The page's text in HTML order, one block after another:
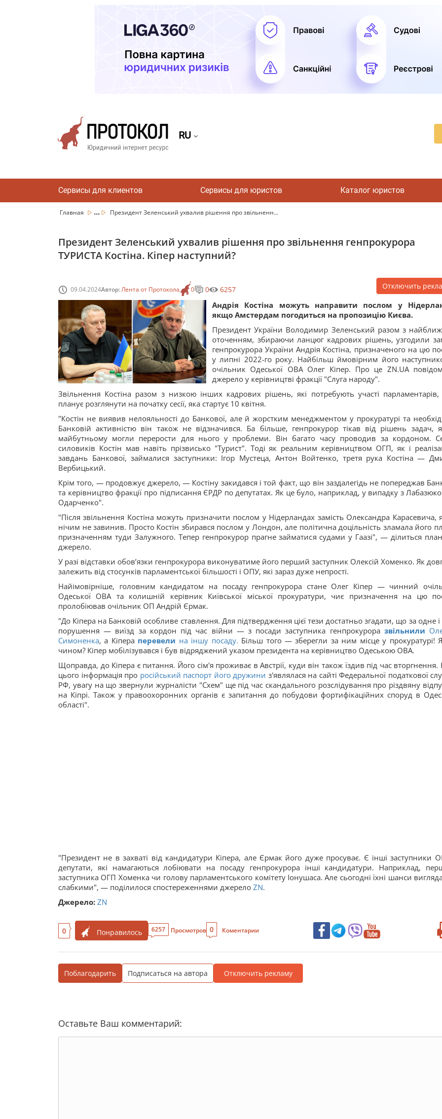
RU
Сервисы для клиентов Сервисы для юристов Каталог юристов
Главная ... Президент Зеленський ухвалив рішення про звільненн...
Президент Зеленський ухвалив рішення про звільнення генпрокурора
ТУРИСТА Костіна. Кіпер наступний?
09.04.2024Автор:Лента от Протокола 0 0 6257 Отключить
Андрія Костіна можуть направити послом у
якщо Амстердам погодиться на пропозицію Києва.
Президент України Володимир Зеленський разом з
оточенням, збираючи ланцюг кадрових рішень, узгодили
генпрокурора України Андрія Костіна, призначеного на цю
у липні 2022-го року. Найбільш ймовірним його
очільник Одеської ОВА Олег Кіпер. Про це ZN.UA
джерело у керівництві фракції "Слуга народу".
Звільнення Костіна разом з низкою інших кадрових рішень, які потребують участі
планує розглянути на початку сесії, яка стартує 10 квітня.
"Костін не виявив нелояльності до Банкової, але й жорстким менеджментом у прокуратурі та
Банковій активністю він також не відзначився. Ба більше, генпрокурор тікав від рішень задач,
майбутньому могли перерости для нього у проблеми. Він багато часу проводив за кордоном.
силовиків Костін мав навіть прізвисько "Турист". Тоді як реальним керівництвом ОГП, як і
завдань Банкової, займалися заступники: Ігор Мустеца, Антон Войтенко, третя рука Костіна —
Вербицький.
Крім того, — продовжує джерело, — Костіну закидався і той факт, що він заздалегідь не попереджав
та керівництво фракції про підписання ЄРДР по депутатах. Як це було, наприклад, у випадку з
Одарченко".
"Після звільнення Костіна можуть призначити послом у Нідерландах замість Олександра Карасевича,
нічим не завинив. Просто Костін збирався послом у Лондон, але політична доцільність зламала його
призначенням туди Залужного. Тепер генпрокурор прагне займатися судами у Гаазі", — ділиться
джерело.
У разі відставки обовʼязки генпрокурора виконуватиме його перший заступник Олексій Хоменко. Як
залежить від стосунків парламентської більшості і ОПУ, які зараз дуже непрості.
Найімовірніше, головним кандидатом на посаду генпрокурора стане Олег Кіпер — чинний
Одеської ОВА та колишній керівник Київської міської прокуратури, чиє призначення на цю
пролобіював очільник ОП Андрій Єрмак.
"До Кіпера на Банковій особливе ставлення. Для підтвердження цієї тези достатньо згадати, що за одне
порушення — виїзд за кордон під час війни — з посади заступника генпрокурора звільнили
Симоненка, а Кіпера перевели на іншу посаду. Більш того — зберегли за ним місце у прокуратурі!
чином? Кіпер мобілізувався і був відряджений указом президента на керівництво Одеською ОВА.
Щоправда, до Кіпера є питання. Його сім'я проживає в Австрії, куди він також їздив під час вторгнення.
цього інформація про російський паспорт його дружини з'являлася на сайті Федеральної податкової
РФ, увагу на що звернули журналісти "Схем" ще під час скандального розслідування про різдвяну
на Кіпрі. Також у правоохоронних органів є запитання до побудови фортифікаційних споруд в
області".
"Президент не в захваті від кандидатури Кіпера, але Єрмак його дуже просуває. Є інші заступники
депутати, які намагаються лобіювати на посаду генпрокурора інші кандидатури. Наприклад,
заступника ОГП Хоменка чи голову парламентського комітету Іонушаса. Але сьогодні їхні шанси
слабкими", — поділилося спостереженнями джерело ZN.
Джерело: ZN
0 Понравилось 6257 Просмотров 0 Коментарии
Поблагодарить Подписаться на автора Отключить рекламу
Оставьте Ваш комментарий: